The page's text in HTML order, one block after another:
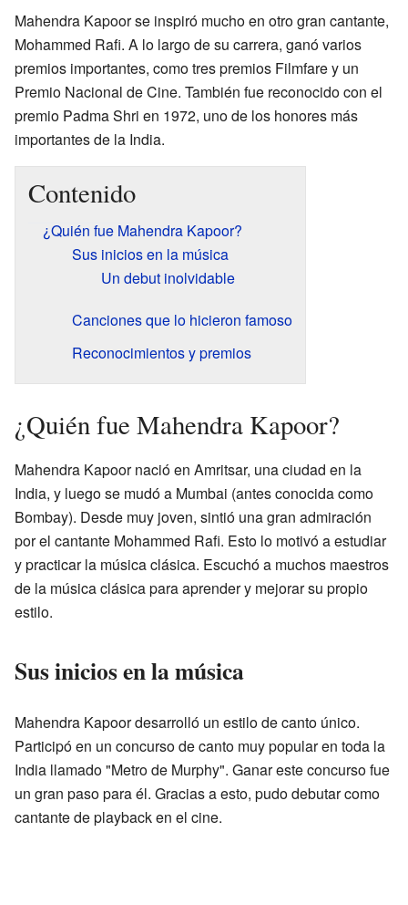
Mahendra Kapoor se inspiró mucho en otro gran cantante,
Mohammed Rafi. A lo largo de su carrera, ganó varios
premios importantes, como tres premios Filmfare y un
Premio Nacional de Cine. También fue reconocido con el
premio Padma Shri en 1972, uno de los honores más
importantes de la India.
Contenido
¿Quién fue Mahendra Kapoor?
Sus inicios en la música
Un debut inolvidable
Canciones que lo hicieron famoso
Reconocimientos y premios
¿Quién fue Mahendra Kapoor?
Mahendra Kapoor nació en Amritsar, una ciudad en la
India, y luego se mudó a Mumbai (antes conocida como
Bombay). Desde muy joven, sintió una gran admiración
por el cantante Mohammed Rafi. Esto lo motivó a estudiar
y practicar la música clásica. Escuchó a muchos maestros
de la música clásica para aprender y mejorar su propio
estilo.
Sus inicios en la música
Mahendra Kapoor desarrolló un estilo de canto único.
Participó en un concurso de canto muy popular en toda la
India llamado "Metro de Murphy". Ganar este concurso fue
un gran paso para él. Gracias a esto, pudo debutar como
cantante de playback en el cine.